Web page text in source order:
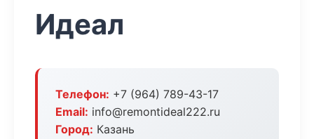
Идеал
Телефон: +7 (964) 789-43-17
Email: info@remontideal222.ru
Город: Казань